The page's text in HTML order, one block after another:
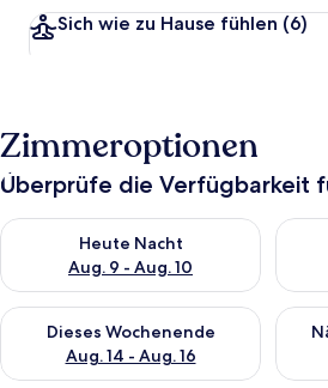
Sich wie zu Hause fühlen (6)
Zimmeroptionen
Überprüfe die Verfügbarkeit
Heute Nacht
Aug. 9 - Aug. 10
Überprüfe die Verfügbarkeit für
Dieses Wochenende
Aug. 14 - Aug. 16
Überprüfe die Verfügbarkeit für